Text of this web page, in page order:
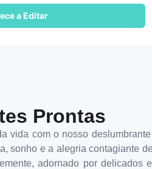
a Editar
Prontas
vida com o nosso
sonho e a alegria contagiante
adornado por delicados